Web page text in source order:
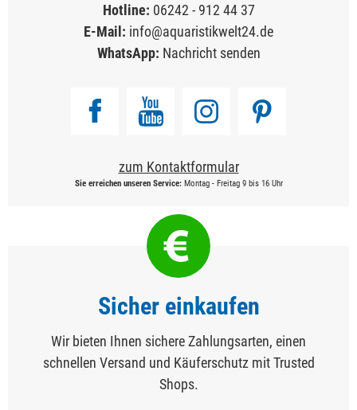
Hotline: 06242 - 912 44 37
E-Mail: info@aquaristikwelt24.de
WhatsApp: Nachricht senden
zum Kontaktformular
Sie erreichen unseren Service:Montag - Freitag 9 bis 16 Uhr
Sicher einkaufen
Wir bieten Ihnen sichere Zahlungsarten, einen
schnellen Versand und Käuferschutz mit Trusted
Shops.